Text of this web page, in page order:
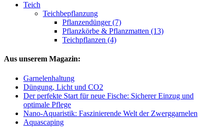
Teich
Teichbepflanzung
Pflanzendünger (7)
Pflanzkörbe & Pflanzmatten (13)
Teichpflanzen (4)
Aus unserem Magazin:
Garnelenhaltung
Düngung, Licht und CO2
Der perfekte Start für neue Fische: Sicherer Einzug und
optimale Pflege
Nano-Aquaristik: Faszinierende Welt der Zwerggarnelen
Aquascaping